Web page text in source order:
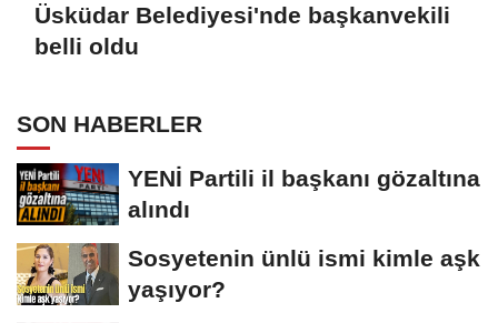
Üsküdar Belediyesi'nde başkanvekili
belli oldu
SON HABERLER
YENİ Partili il başkanı gözaltına
alındı
Sosyetenin ünlü ismi kimle aşk
yaşıyor?